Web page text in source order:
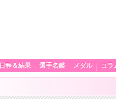
日程＆結果 選手名鑑 メダル コラ